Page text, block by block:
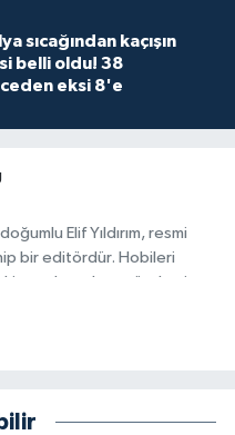
sıcağından kaçışın
belli oldu! 38
eksi 8'e
Elif Yıldırım, resmi
bir editördür. Hobileri
kitap okumak ve gündemi